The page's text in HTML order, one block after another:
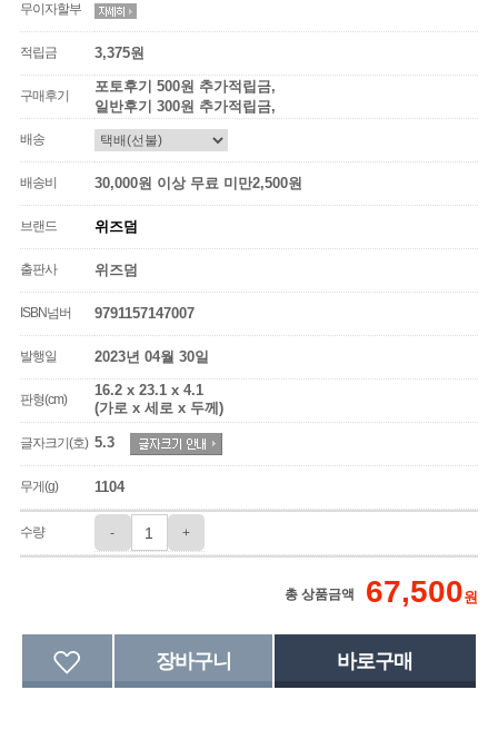
무이자할부
적립금 3,375원
구매후기
포토후기 500원 추가적립금,
일반후기 300원 추가적립금,
배송
배송비 30,000원 이상 무료 미만2,500원
브랜드 위즈덤
출판사 위즈덤
ISBN넘버 9791157147007
발행일 2023년 04월 30일
판형(cm)
16.2 x 23.1 x 4.1
(가로 x 세로 x 두께)
글자크기(호) 5.3
무게(g) 1104
수량 - +
총 상품금액 67,500원